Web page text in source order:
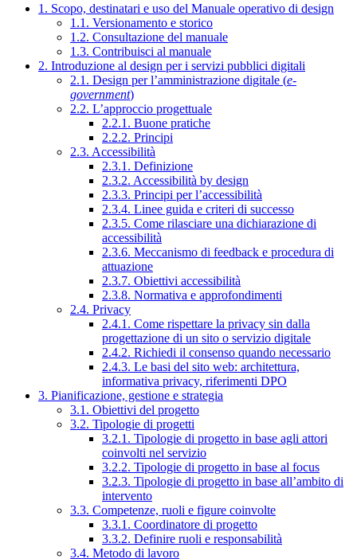
1. Scopo, destinatari e uso del Manuale operativo di design
1.1. Versionamento e storico
1.2. Consultazione del manuale
1.3. Contribuisci al manuale
2. Introduzione al design per i servizi pubblici digitali
2.1. Design per l’amministrazione digitale (e-
government)
2.2. L’approccio progettuale
2.2.1. Buone pratiche
2.2.2. Principi
2.3. Accessibilità
2.3.1. Definizione
2.3.2. Accessibilità by design
2.3.3. Principi per l’accessibilità
2.3.4. Linee guida e criteri di successo
2.3.5. Come rilasciare una dichiarazione di
accessibilità
2.3.6. Meccanismo di feedback e procedura di
attuazione
2.3.7. Obiettivi accessibilità
2.3.8. Normativa e approfondimenti
2.4. Privacy
2.4.1. Come rispettare la privacy sin dalla
progettazione di un sito o servizio digitale
2.4.2. Richiedi il consenso quando necessario
2.4.3. Le basi del sito web: architettura,
informativa privacy, riferimenti DPO
3. Pianificazione, gestione e strategia
3.1. Obiettivi del progetto
3.2. Tipologie di progetti
3.2.1. Tipologie di progetto in base agli attori
coinvolti nel servizio
3.2.2. Tipologie di progetto in base al focus
3.2.3. Tipologie di progetto in base all’ambito di
intervento
3.3. Competenze, ruoli e figure coinvolte
3.3.1. Coordinatore di progetto
3.3.2. Definire ruoli e responsabilità
3.4. Metodo di lavoro